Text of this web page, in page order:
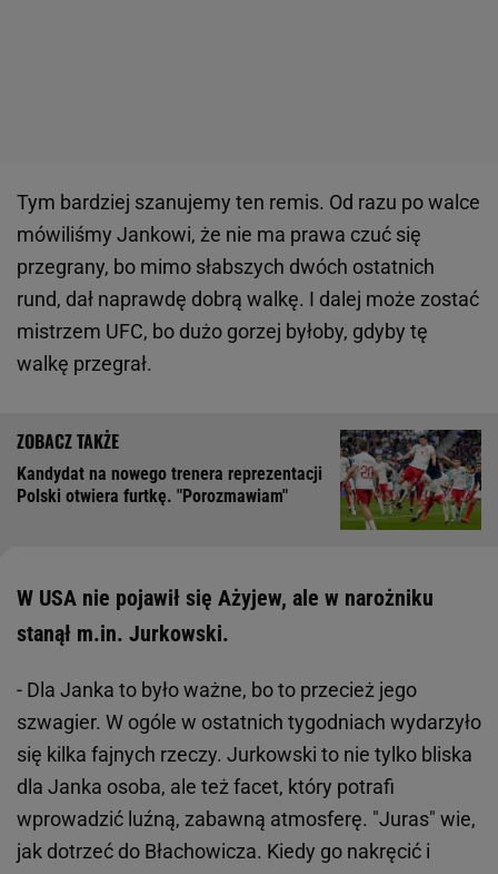
Tym bardziej szanujemy ten remis. Od razu po walce
mówiliśmy Jankowi, że nie ma prawa czuć się
przegrany, bo mimo słabszych dwóch ostatnich
rund, dał naprawdę dobrą walkę. I dalej może zostać
mistrzem UFC, bo dużo gorzej byłoby, gdyby tę
walkę przegrał.
Kandydat na nowego trenera reprezentacji
Polski otwiera furtkę. "Porozmawiam"
W USA nie pojawił się Ażyjew, ale w narożniku
stanął m.in. Jurkowski.
- Dla Janka to było ważne, bo to przecież jego
szwagier. W ogóle w ostatnich tygodniach wydarzyło
się kilka fajnych rzeczy. Jurkowski to nie tylko bliska
dla Janka osoba, ale też facet, który potrafi
wprowadzić luźną, zabawną atmosferę. "Juras" wie,
jak dotrzeć do Błachowicza. Kiedy go nakręcić i